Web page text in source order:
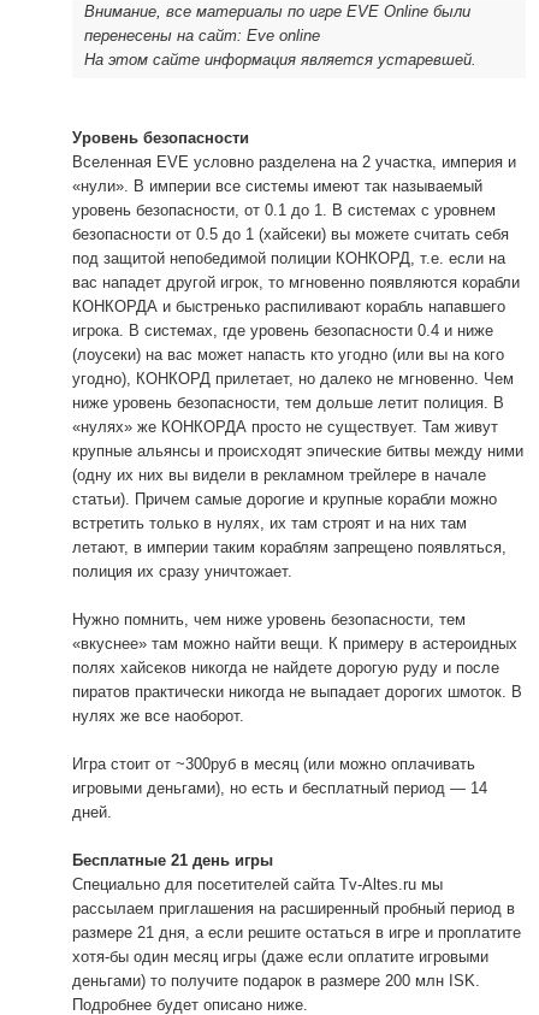
Внимание, все материалы по игре EVE Online были
перенесены на сайт: Eve online
На этом сайте информация является устаревшей.
Уровень безопасности
Вселенная EVE условно разделена на 2 участка, империя и
«нули». В империи все системы имеют так называемый
уровень безопасности, от 0.1 до 1. В системах с уровнем
безопасности от 0.5 до 1 (хайсеки) вы можете считать себя
под защитой непобедимой полиции КОНКОРД, т.е. если на
вас нападет другой игрок, то мгновенно появляются корабли
КОНКОРДА и быстренько распиливают корабль напавшего
игрока. В системах, где уровень безопасности 0.4 и ниже
(лоусеки) на вас может напасть кто угодно (или вы на кого
угодно), КОНКОРД прилетает, но далеко не мгновенно. Чем
ниже уровень безопасности, тем дольше летит полиция. В
«нулях» же КОНКОРДА просто не существует. Там живут
крупные альянсы и происходят эпические битвы между ними
(одну их них вы видели в рекламном трейлере в начале
статьи). Причем самые дорогие и крупные корабли можно
встретить только в нулях, их там строят и на них там
летают, в империи таким кораблям запрещено появляться,
полиция их сразу уничтожает.
Нужно помнить, чем ниже уровень безопасности, тем
«вкуснее» там можно найти вещи. К примеру в астероидных
полях хайсеков никогда не найдете дорогую руду и после
пиратов практически никогда не выпадает дорогих шмоток. В
нулях же все наоборот.
Игра стоит от ~300руб в месяц (или можно оплачивать
игровыми деньгами), но есть и бесплатный период — 14
дней.
Бесплатные 21 день игры
Специально для посетителей сайта Tv-Altes.ru мы
рассылаем приглашения на расширенный пробный период в
размере 21 дня, a если решите остаться в игре и проплатите
хотя-бы один месяц игры (даже если оплатите игровыми
деньгами) то получите подарок в размере 200 млн ISK.
Подробнее будет описано ниже.